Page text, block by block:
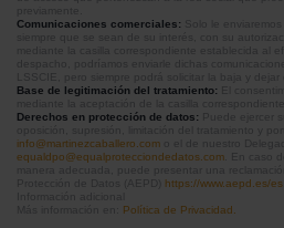
Comunicaciones comerciales:
Base de legitimación del tratamiento:
Derechos en protección de datos:
info@martinezcaballero.com
equaldpo@equalprotecciondedatos.com
https://www.aepd.es/es
Más información en: Política de Privacidad.